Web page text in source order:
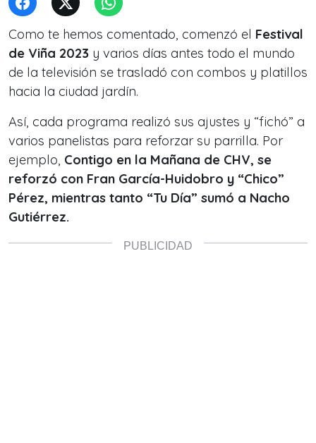
Como te hemos comentado, comenzó el Festival
de Viña 2023 y varios días antes todo el mundo
de la televisión se trasladó con combos y platillos
hacia la ciudad jardín.
Así, cada programa realizó sus ajustes y “fichó” a
varios panelistas para reforzar su parrilla. Por
ejemplo, Contigo en la Mañana de CHV, se
reforzó con Fran García-Huidobro y “Chico”
Pérez, mientras tanto “Tu Día” sumó a Nacho
Gutiérrez.